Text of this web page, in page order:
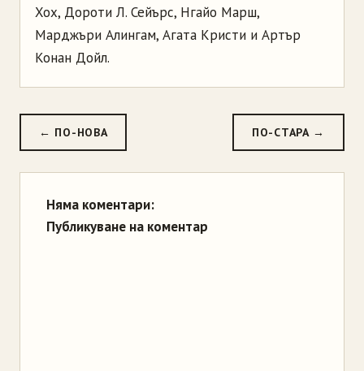
Хох, Дороти Л. Сейърс, Нгайо Марш,
Марджъри Алингам, Агата Кристи и Артър
Конан Дойл.
← ПО-НОВА ПО-СТАРА →
Няма коментари:
Публикуване на коментар